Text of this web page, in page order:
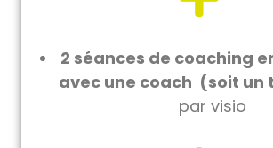
2 séances de coaching
avec une coach (soit un
par visio